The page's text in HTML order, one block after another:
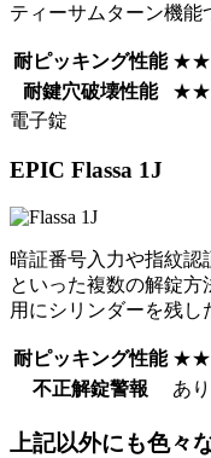
ティーサムターン機能
耐ピッキング性能
耐鍵穴破壊性能
電子錠
EPIC Flassa 1J
暗証番号入力や指紋認
といった複数の解錠
用にシリンダーを残し
耐ピッキング性能
不正解錠警報
あり
上記以外にも色々